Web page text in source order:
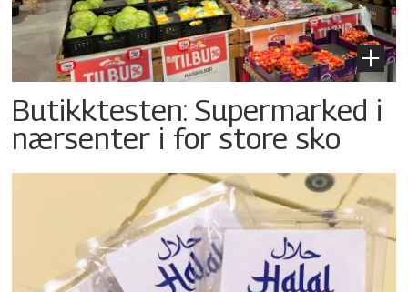
Butikktesten: Supermarked i
nærsenter i for store sko